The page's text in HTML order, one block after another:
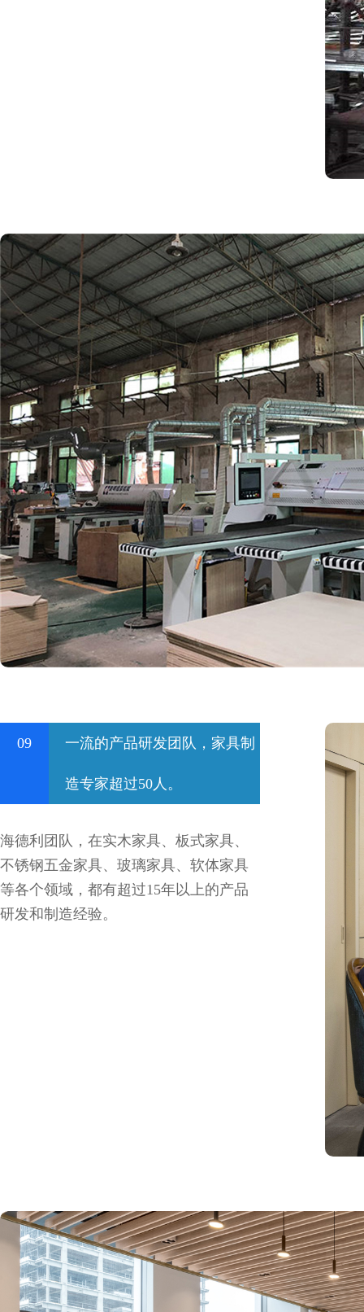
09 一流的产品研发团队，家具制
造专家超过50人。
海德利团队，在实木家具、板式家具、
不锈钢五金家具、玻璃家具、软体家具
等各个领域，都有超过15年以上的产品
研发和制造经验。